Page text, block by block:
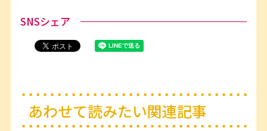
SNSシェア
あわせて読みたい関連記事